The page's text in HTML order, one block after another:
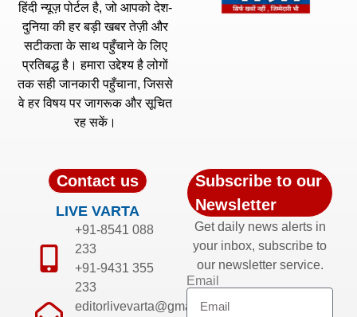
हिंदी न्यूज़ पोर्टल है, जो आपको देश-
दुनिया की हर बड़ी खबर तेज़ी और
सटीकता के साथ पहुँचाने के लिए
प्रतिबद्ध है। हमारा उद्देश्य है लोगों
तक सही जानकारी पहुँचाना, जिससे
वे हर विषय पर जागरूक और सूचित
रह सकें।
Contact us
LIVE VARTA
+91-8541 088
233
+91-9431 355
233
editorlivevarta@gmail.com
Subscribe to our
Newsletter
Get daily news alerts in
your inbox, subscribe to
our newsletter service.
Email